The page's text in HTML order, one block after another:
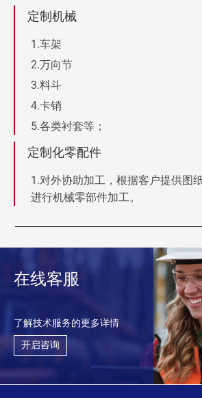
定制机械
车架
万向节
料斗
卡销
各类衬套等；
定制化零配件
对外协助加工，根据客户提供图纸
进行机械零部件加工。
在线客服
了解技术服务的更多详情
开启咨询